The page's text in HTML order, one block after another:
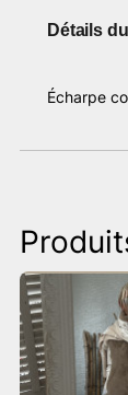
Détails
Écharpe